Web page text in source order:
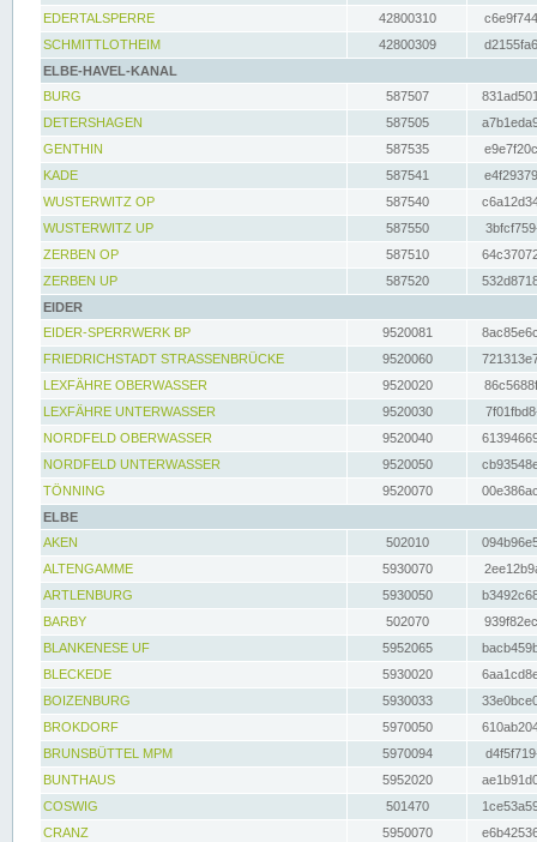
EDERTALSPERRE
42800310
SCHMITTLOTHEIM
42800309
ELBE-HAVEL-KANAL
BURG
587507
DETERSHAGEN
587505
GENTHIN
587535
KADE
587541
WUSTERWITZ OP
587540
WUSTERWITZ UP
587550
ZERBEN OP
587510
ZERBEN UP
587520
EIDER
EIDER-SPERRWERK BP
9520081
FRIEDRICHSTADT STRASSENBRÜCKE
9520060
LEXFÄHRE OBERWASSER
9520020
LEXFÄHRE UNTERWASSER
9520030
NORDFELD OBERWASSER
9520040
NORDFELD UNTERWASSER
9520050
TÖNNING
9520070
ELBE
AKEN
502010
ALTENGAMME
5930070
ARTLENBURG
5930050
BARBY
502070
BLANKENESE UF
5952065
BLECKEDE
5930020
BOIZENBURG
5930033
BROKDORF
5970050
BRUNSBÜTTEL MPM
5970094
BUNTHAUS
5952020
COSWIG
501470
CRANZ
5950070